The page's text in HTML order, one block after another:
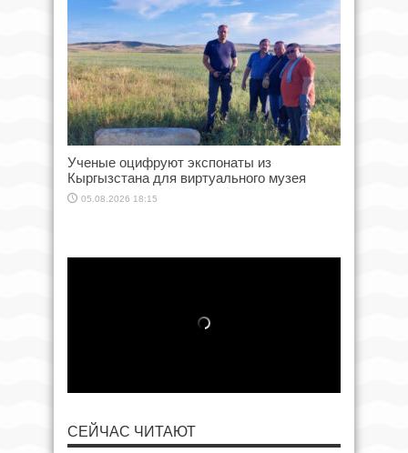
Ученые оцифруют экспонаты из
Кыргызстана для виртуального музея
05.08.2026 18:15
СЕЙЧАС ЧИТАЮТ